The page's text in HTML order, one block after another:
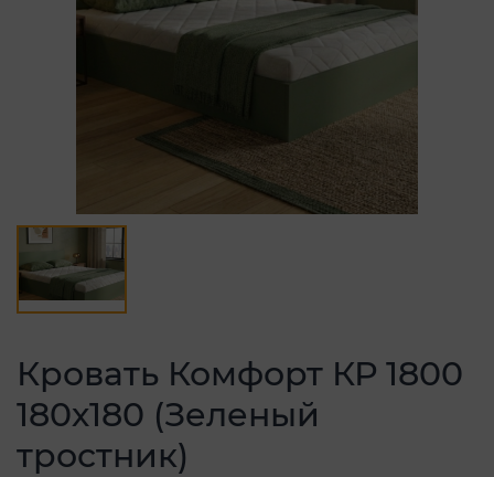
Кровать Комфорт КР 1800
180х180 (Зеленый
тростник)